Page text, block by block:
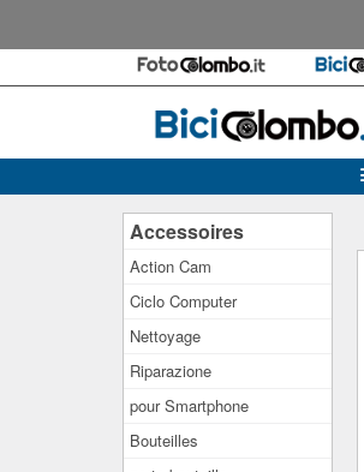
Accessoires
Action Cam
Ciclo Computer
Nettoyage
Riparazione
pour Smartphone
Bouteilles